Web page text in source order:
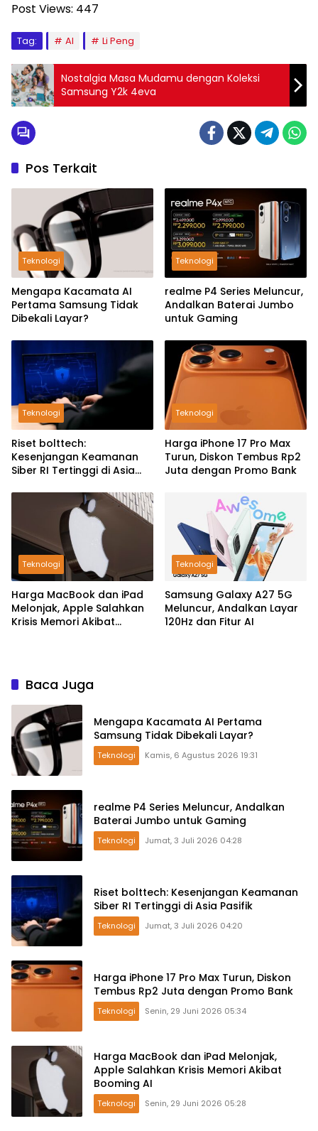
Post Views: 447
Tag: AI Li Peng
Nostalgia Masa Mudamu dengan Koleksi
Samsung Y2k 4eva
Pos Terkait
Teknologi
Mengapa Kacamata AI
Pertama Samsung Tidak
Dibekali Layar?
Teknologi
realme P4 Series Meluncur,
Andalkan Baterai Jumbo
untuk Gaming
Teknologi
Riset bolttech:
Kesenjangan Keamanan
Siber RI Tertinggi di Asia
Teknologi
Harga iPhone 17 Pro Max
Turun, Diskon Tembus Rp2
Juta dengan Promo Bank
Teknologi
Harga MacBook dan iPad
Melonjak, Apple Salahkan
Krisis Memori Akibat
Teknologi
Samsung Galaxy A27 5G
Meluncur, Andalkan Layar
120Hz dan Fitur AI
Baca Juga
Mengapa Kacamata AI Pertama
Samsung Tidak Dibekali Layar?
Teknologi Kamis, 6 Agustus 2026 19:31
realme P4 Series Meluncur, Andalkan
Baterai Jumbo untuk Gaming
Teknologi Jumat, 3 Juli 2026 04:28
Riset bolttech: Kesenjangan Keamanan
Siber RI Tertinggi di Asia Pasifik
Teknologi Jumat, 3 Juli 2026 04:20
Harga iPhone 17 Pro Max Turun, Diskon
Tembus Rp2 Juta dengan Promo Bank
Teknologi Senin, 29 Juni 2026 05:34
Harga MacBook dan iPad Melonjak,
Apple Salahkan Krisis Memori Akibat
Booming AI
Teknologi Senin, 29 Juni 2026 05:28